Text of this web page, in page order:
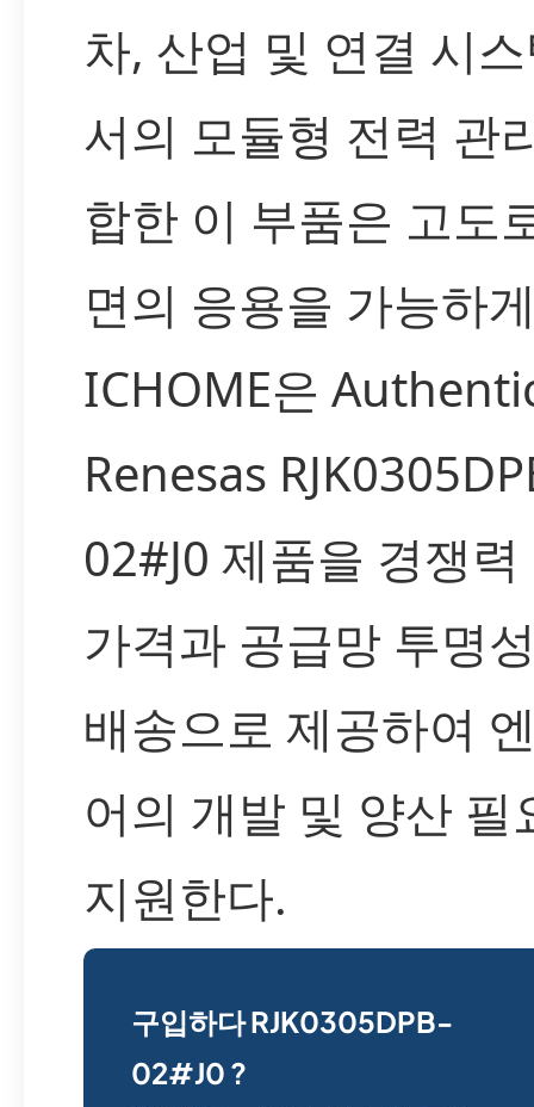
차, 산업 및 연결 시
서의 모듈형 전력 관
합한 이 부품은 고도
면의 응용을 가능하
ICHOME은
Renesas
02#J0 제품을 경쟁
가격과 공급망 투명
배송으로 제공하여
어의 개발 및 양산 필
지원한다.
구입하다 RJK0305DPB-
02#J0 ?